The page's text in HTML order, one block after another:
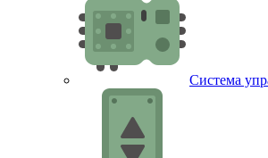
Система